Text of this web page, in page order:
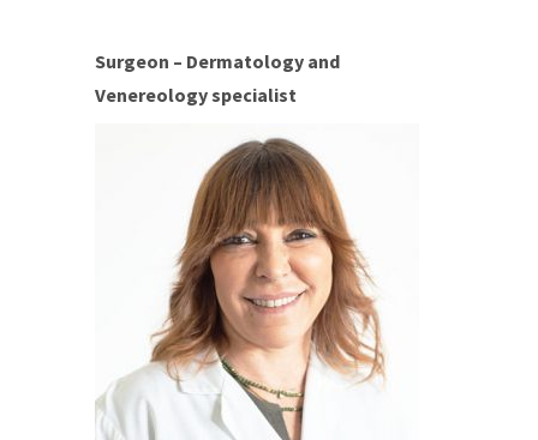
Surgeon – Dermatology and
Venereology specialist